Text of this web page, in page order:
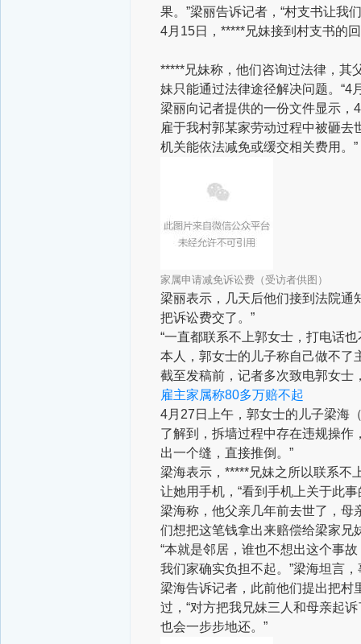
果。”梁丽告诉记者，“村支书让我
4月15日，*****兄妹接到村支书的
*****兄妹称，他们咨询过法律，其
妹只能通过法律途径解决问题。“4
梁丽向记者提供的一份文件显示，
雇于我村郭某家劳动过程中被砸
机关能依法减免或缓交相关费用。”
家属申请减免诉讼费（受访者供图）
梁丽表示，几天后他们接到法院通
把诉讼费交了。”
“一直都联系不上郭女士，打电话
本人，郭女士的儿子称自己做不了
截至发稿前，记者多次致电郭女士
雇主家属称80多万赔不起
4月27日上午，郭女士的儿子梁海
了解到，拆墙过程中存在违规操作
出一个缝，直接推倒。”
梁海表示，*****兄妹之所以联系不
让她用手机，“看到手机上关于此
梁海称，他父亲几年前去世了，母
们想把这笔钱拿出来赔偿给梁家兄
“本就是邻居，谁也不想出这个事
我们家确实负担不起。”梁海坦言
梁海告诉记者，此前他们提出把村
过，“对方把我兄妹三人和母亲起
也会一步步地还。”